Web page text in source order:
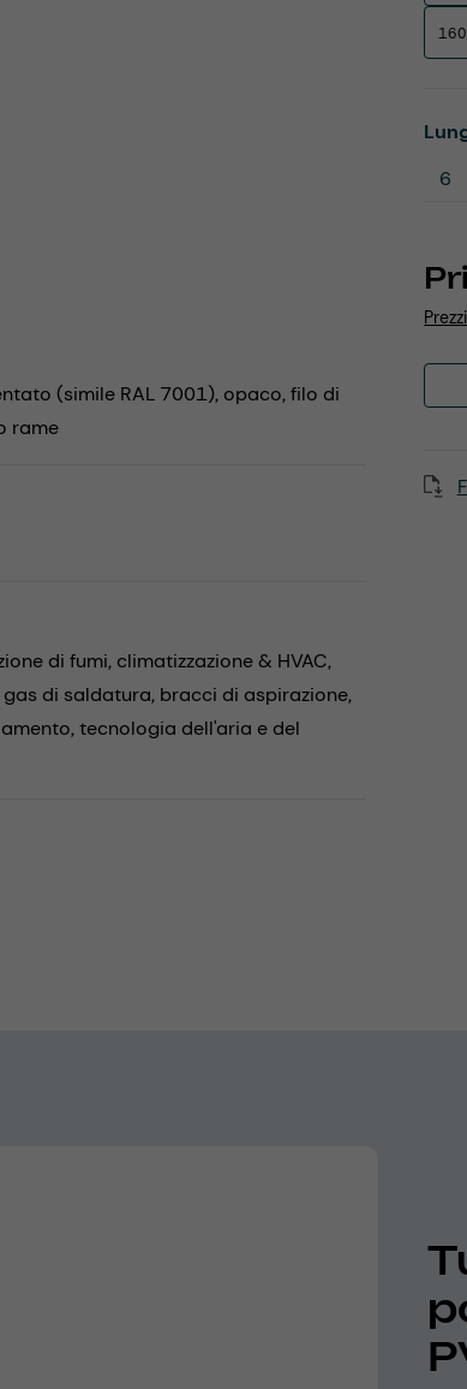
160
(simile RAL 7001), opaco, filo di
rame
di fumi, climatizzazione & HVAC,
di saldatura, bracci di aspirazione,
tecnologia dell'aria e del